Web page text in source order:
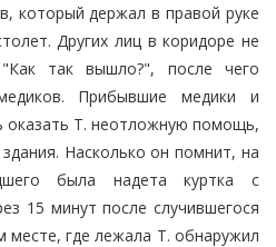
который держал в правой руке
Других лиц в коридоре не
так вышло?", после чего
Прибывшие медики и
оказать Т. неотложную помощь,
Насколько он помнит, на
была надета куртка с
15 минут после случившегося
месте, где лежала Т. обнаружил